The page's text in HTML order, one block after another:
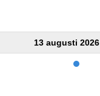
13 augusti 2026